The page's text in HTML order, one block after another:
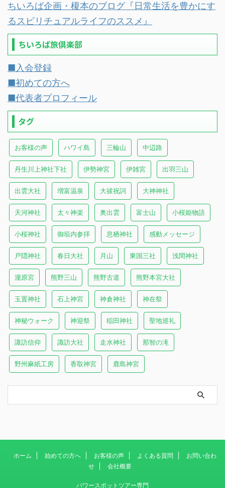
ちいろば企画・榎本のブログ『日常生活を豊かにす
るスピリチュアルライフのススメ』
ちいろば旅倶楽部
■入会登録
■初めての方へ
■代表者プロフィール
タグ
お客様の声 ハワイ島 三輪山 中辺路
丹生川上神社下社 伊勢神宮 伊雑宮 出羽三山
出雲大社 増富温泉 大祓祝詞 大神神社
天河神社 太々神楽 奥出雲 富士山 小桜姫物語
小桜神社 御垣内参拝 息栖神社 感動メッセージ
戸隠神社 春日大社 月山 東国三社 浅間神社
瀧原宮 熊野三山 熊野古道 熊野本宮大社
玉置神社 石上神宮 神倉神社 神在祭
神秘ウォーク 神迎祭 稲田神社 聖地巡礼
諏訪信仰 諏訪大社 走水神社 那智の滝
野州麻紙工房 香取神宮 鹿島神宮
ホーム 始めての方へ お客様の声 よくある質問
お問い合わ
せ
会社概要
パワースポットツアー専門